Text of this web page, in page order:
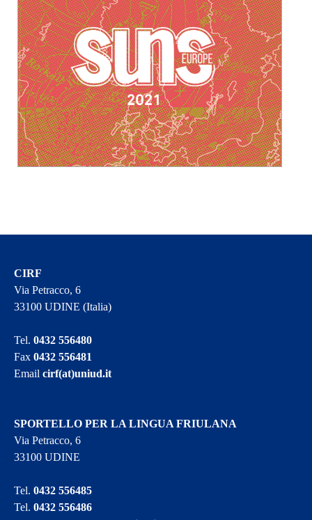
CIRF
Via Petracco, 6
33100 UDINE (Italia)
Tel.0432 556480
Fax0432 556481
Emailcirf(at)uniud.it
SPORTELLO PER LA LINGUA FRIULANA
Via Petracco, 6
33100 UDINE
Tel.0432 556485
Tel.0432 556486